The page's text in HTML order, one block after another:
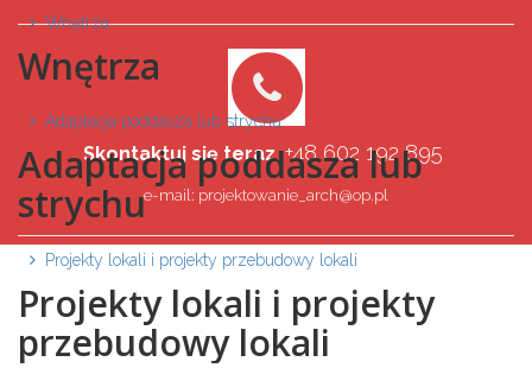
Wnętrza
Wnętrza
Adaptacja poddasza lub strychu
Adaptacja poddasza lub
strychu
Projekty lokali i projekty przebudowy lokali
Projekty lokali i projekty
przebudowy lokali
Skontaktuj się teraz+48 602 192 895
e-mail: projektowanie_arch@op.pl